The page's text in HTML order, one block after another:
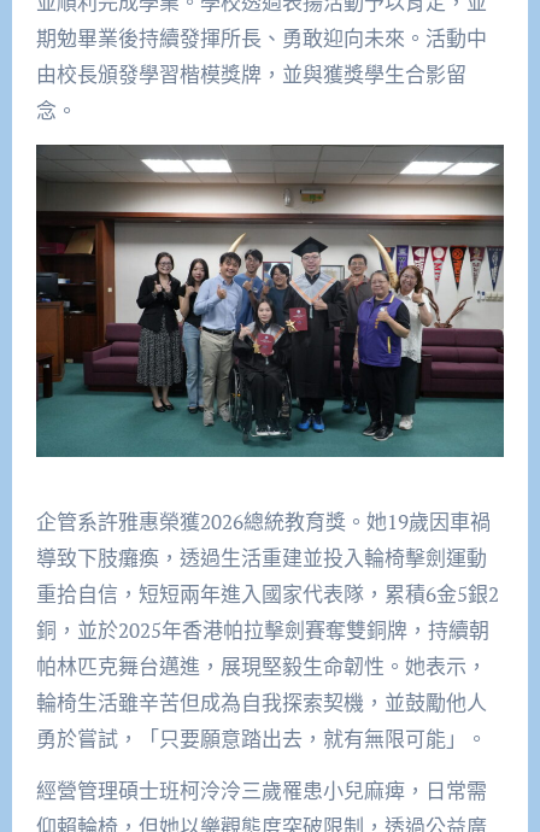
期勉畢業後持續發揮所長、勇敢迎向未來。活動中
由校長頒發學習楷模獎牌，並與獲獎學生合影留
念。
企管系許雅惠榮獲2026總統教育獎。她19歲因車禍
導致下肢癱瘓，透過生活重建並投入輪椅擊劍運動
重拾自信，短短兩年進入國家代表隊，累積6金5銀2
銅，並於2025年香港帕拉擊劍賽奪雙銅牌，持續朝
帕林匹克舞台邁進，展現堅毅生命韌性。她表示，
輪椅生活雖辛苦但成為自我探索契機，並鼓勵他人
勇於嘗試，「只要願意踏出去，就有無限可能」。
經營管理碩士班柯泠泠三歲罹患小兒麻痺，日常需
仰賴輪椅，但她以樂觀態度突破限制，透過公益廣